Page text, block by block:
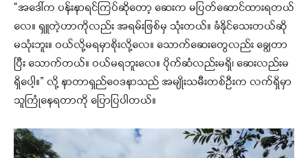
“အဒေါ်က ပန်းနာရင်ကြပ်ဆိုတော့ ဆေးက မပြတ်ဆောင်ထားရတယ်
လေ။ ရှူတဲ့ဟာကိုလည်း အရမ်းဖြစ်မှ သုံးတယ်။ ခံနိုင်သေးတယ်ဆို
မသုံးဘူး။ ဝယ်လို့မရမှာစိုးလို့လေ။ သောက်ဆေးတွေလည်း ချွေတာ
ပြီး သောက်တယ်။ ဝယ်မရဘူးလေ။ ပိုက်ဆံလည်းမရှိ၊ ဆေးလည်းမ
ရှိပေါ့။” လို့ နာတာရှည်ဝေဒနာသည် အမျိုးသမီးတစ်ဦးက လက်ရှိမှာ
သူကြုံနေရတာကို ပြောပြပါတယ်။